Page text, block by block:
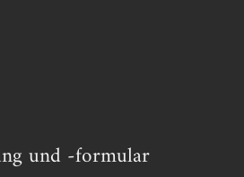
und -formular